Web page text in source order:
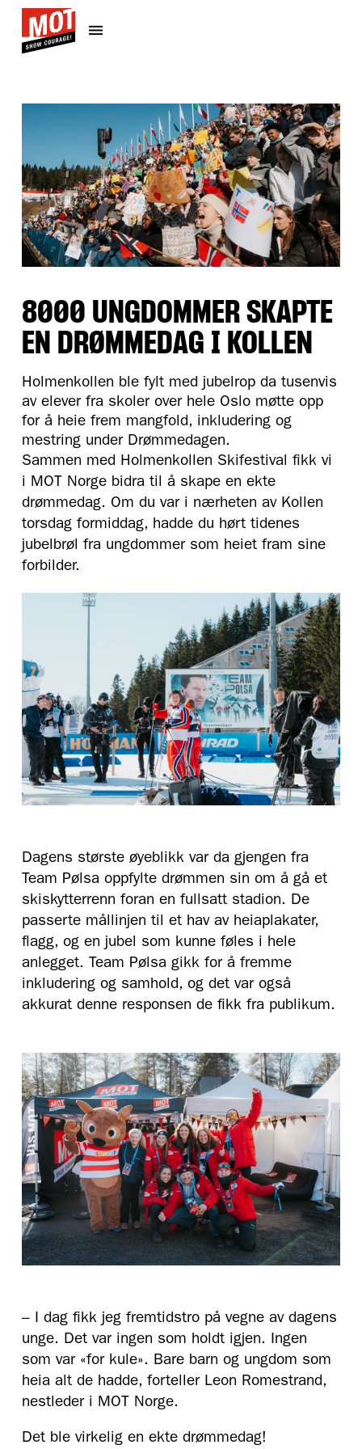
8000 UNGDOMMER SKAPTE
EN DRØMMEDAG I KOLLEN
Holmenkollen ble fylt med jubelrop da tusenvis
av elever fra skoler over hele Oslo møtte opp
for å heie frem mangfold, inkludering og
mestring under Drømmedagen.
Sammen med Holmenkollen Skifestival fikk vi
i MOT Norge bidra til å skape en ekte
drømmedag. Om du var i nærheten av Kollen
torsdag formiddag, hadde du hørt tidenes
jubelbrøl fra ungdommer som heiet fram sine
forbilder.
Dagens største øyeblikk var da gjengen fra
Team Pølsa oppfylte drømmen sin om å gå et
skiskytterrenn foran en fullsatt stadion. De
passerte mållinjen til et hav av heiaplakater,
flagg, og en jubel som kunne føles i hele
anlegget. Team Pølsa gikk for å fremme
inkludering og samhold, og det var også
akkurat denne responsen de fikk fra publikum.
– I dag fikk jeg fremtidstro på vegne av dagens
unge. Det var ingen som holdt igjen. Ingen
som var «for kule». Bare barn og ungdom som
heia alt de hadde, forteller Leon Romestrand,
nestleder i MOT Norge.
Det ble virkelig en ekte drømmedag!